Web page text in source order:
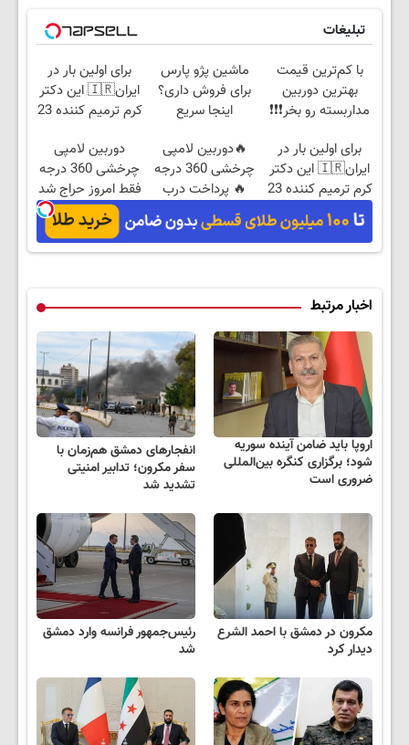
تبلیغات
با کم‌ترین قیمت
بهترین دوربین
مداربسته رو بخر❗❗❗
ماشین پژو پارس
برای فروش داری؟
اینجا سریع
برای اولین بار در
ایران🇮🇷 این دکتر
کرم ترمیم کننده 23
برای اولین بار در
ایران🇮🇷 این دکتر
کرم ترمیم کننده 23
روزه ساخت!
🔥دوربین لامپی
چرخشی 360 درجه
🔥 پرداخت درب
منزل + گارانتی
تعویض
دوربین لامپی
چرخشی 360 درجه
فقط امروز حراج شد
🔥 پرداخت درب
منزل
اخبار مرتبط
اروپا باید ضامن آینده سوریه
شود؛ برگزاری کنگره بین‌المللی
ضروری است
انفجارهای دمشق هم‌زمان با
سفر مکرون؛ تدابیر امنیتی
تشدید شد
مکرون در دمشق با احمد الشرع
دیدار کرد
رئیس‌جمهور فرانسه وارد دمشق
شد